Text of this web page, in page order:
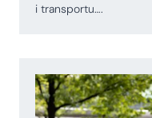
i transportu….